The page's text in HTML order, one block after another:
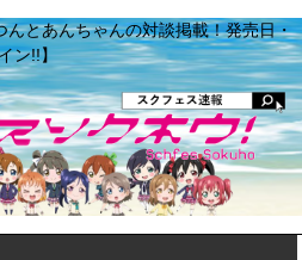
んとあんちゃんの対談掲載！発売日・
ン!!】